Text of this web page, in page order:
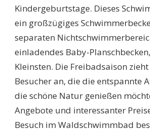
Kindergeburtstage. Dieses
ein großzügiges
separaten
einladendes Baby-
Kleinsten. Die Freibadsaison
Besucher an, die die entspannte
die schöne Natur genießen
Angebote und interessanter
Besuch im Waldschwimmbad